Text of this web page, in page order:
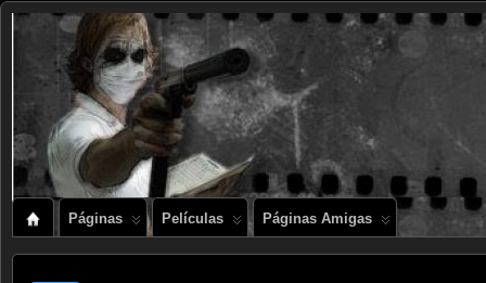
Páginas Películas Páginas Amigas